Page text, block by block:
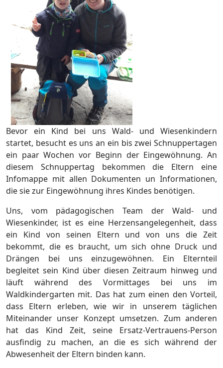
Bevor ein Kind bei uns Wald- und Wiesenkindern
startet, besucht es uns an ein bis zwei Schnuppertagen
ein paar Wochen vor Beginn der Eingewöhnung. An
diesem Schnuppertag bekommen die Eltern eine
Infomappe mit allen Dokumenten un Informationen,
die sie zur Eingewöhnung ihres Kindes benötigen.
Uns, vom pädagogischen Team der Wald- und
Wiesenkinder, ist es eine Herzensangelegenheit, dass
ein Kind von seinen Eltern und von uns die Zeit
bekommt, die es braucht, um sich ohne Druck und
Drängen bei uns einzugewöhnen. Ein Elternteil
begleitet sein Kind über diesen Zeitraum hinweg und
läuft während des Vormittages bei uns im
Waldkindergarten mit. Das hat zum einen den Vorteil,
dass Eltern erleben, wie wir in unserem täglichen
Miteinander unser Konzept umsetzen. Zum anderen
hat das Kind Zeit, seine Ersatz-Vertrauens-Person
ausfindig zu machen, an die es sich während der
Abwesenheit der Eltern binden kann.